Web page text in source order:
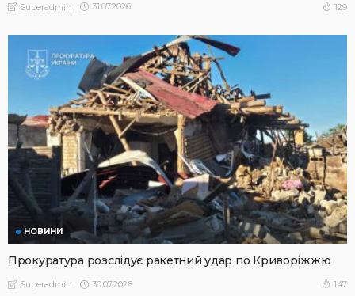
Superadmin 31.07.2026 129
НОВИНИ
Прокуратура розслідує ракетний удар по Криворіжжю
Superadmin 30.07.2026 147